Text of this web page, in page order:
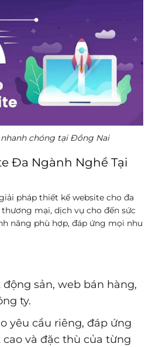
chóng tại Đồng Nai
Đa Ngành Nghề Tại
pháp thiết kế website cho đa
mại, dịch vụ cho đến sức
năng phù hợp, đáp ứng mọi nhu
sản, web bán hàng,
ty.
yêu cầu riêng, đáp ứng
và đặc thù của từng